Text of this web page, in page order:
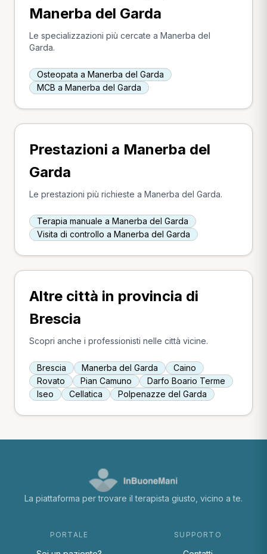
Manerba del Garda
Le specializzazioni più cercate a Manerba del
Garda.
Osteopata a Manerba del Garda
MCB a Manerba del Garda
Prestazioni a Manerba del
Garda
Le prestazioni più richieste a Manerba del Garda.
Terapia manuale a Manerba del Garda
Visita di controllo a Manerba del Garda
Altre città in provincia di
Brescia
Scopri anche i professionisti nelle città vicine.
Brescia Manerba del Garda
Caino
Rovato
Pian Camuno
Darfo Boario Terme
Iseo
Cellatica Polpenazze del Garda
La piattaforma per trovare il terapista giusto, vicino a te.
PORTALE SUPPORTO